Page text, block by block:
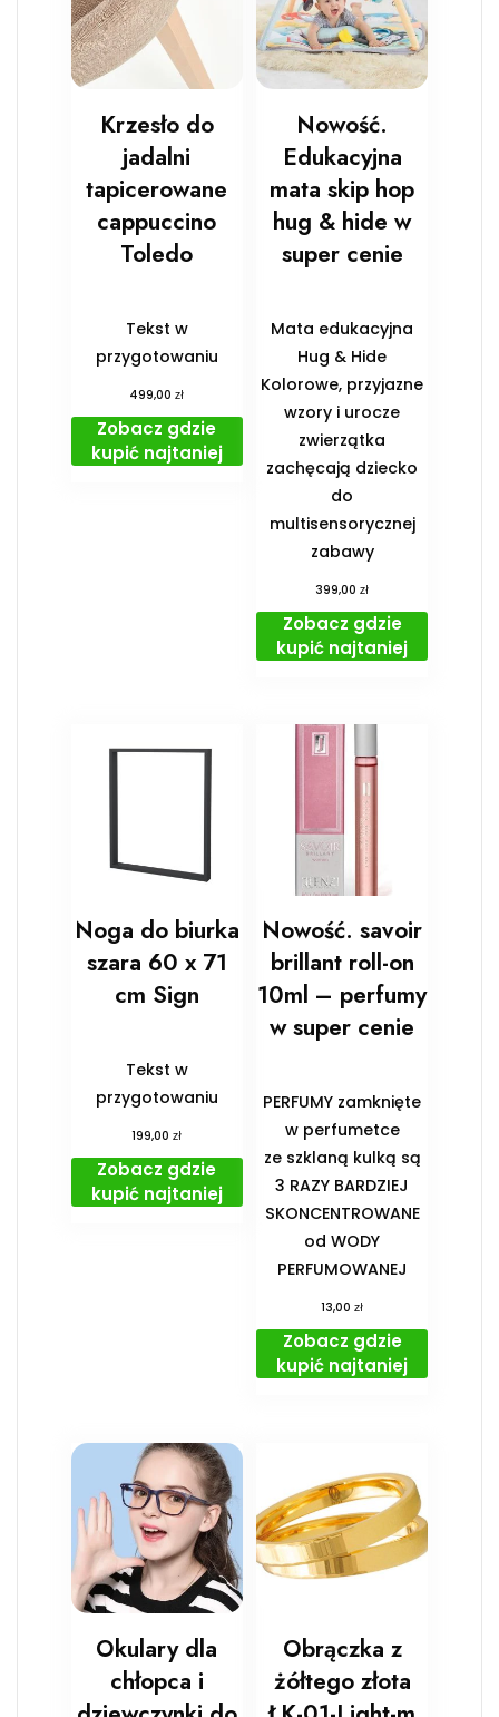
Krzesło do
jadalni
tapicerowane
cappuccino
Toledo
Tekst w
przygotowaniu
499,00zł
Zobacz gdzie
kupić najtaniej
Nowość.
Edukacyjna
mata skip hop
hug & hide w
super cenie
Mata edukacyjna
Hug & Hide
Kolorowe, przyjazne
wzory i urocze
zwierzątka
zachęcają dziecko
do
multisensorycznej
zabawy
399,00zł
Zobacz gdzie
kupić najtaniej
Noga do biurka
szara 60 x 71
cm Sign
Tekst w
przygotowaniu
199,00zł
Zobacz gdzie
kupić najtaniej
Nowość. savoir
brillant roll-on
10ml – perfumy
w super cenie
PERFUMY zamknięte
w perfumetce
ze szklaną kulką są
3 RAZY BARDZIEJ
SKONCENTROWANE
od WODY
PERFUMOWANEJ
13,00zł
Zobacz gdzie
kupić najtaniej
Okulary dla
chłopca i
Obrączka z
żółtego złota